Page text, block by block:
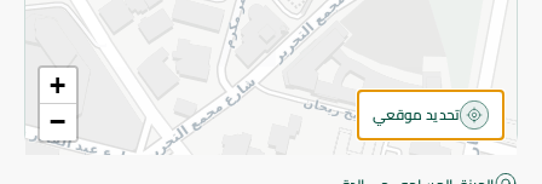
+
−
تحديد موقعي
اقتربت! أضف 100 جنيه للمتابعة إلى الدفع.